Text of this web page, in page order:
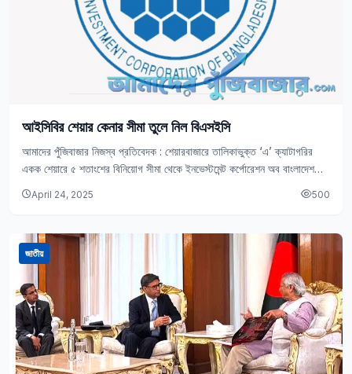
আইসিবির শেয়ার কেনার সীমা তুলে নিল বিএসইসি
আমাদের পুঁজিবাজার নিজস্ব প্রতিবেদক : শেয়ারবাজারে তালিকাভুক্ত ‘এ’ ক্যাটাগরির
একক শেয়ারে ৫ শতাংশের বিনিয়োগ সীমা থেকে ইনভেস্টমেন্ট কর্পোরেশন অব বাংলাদেশ
April 24, 2025 500
জাতীয়